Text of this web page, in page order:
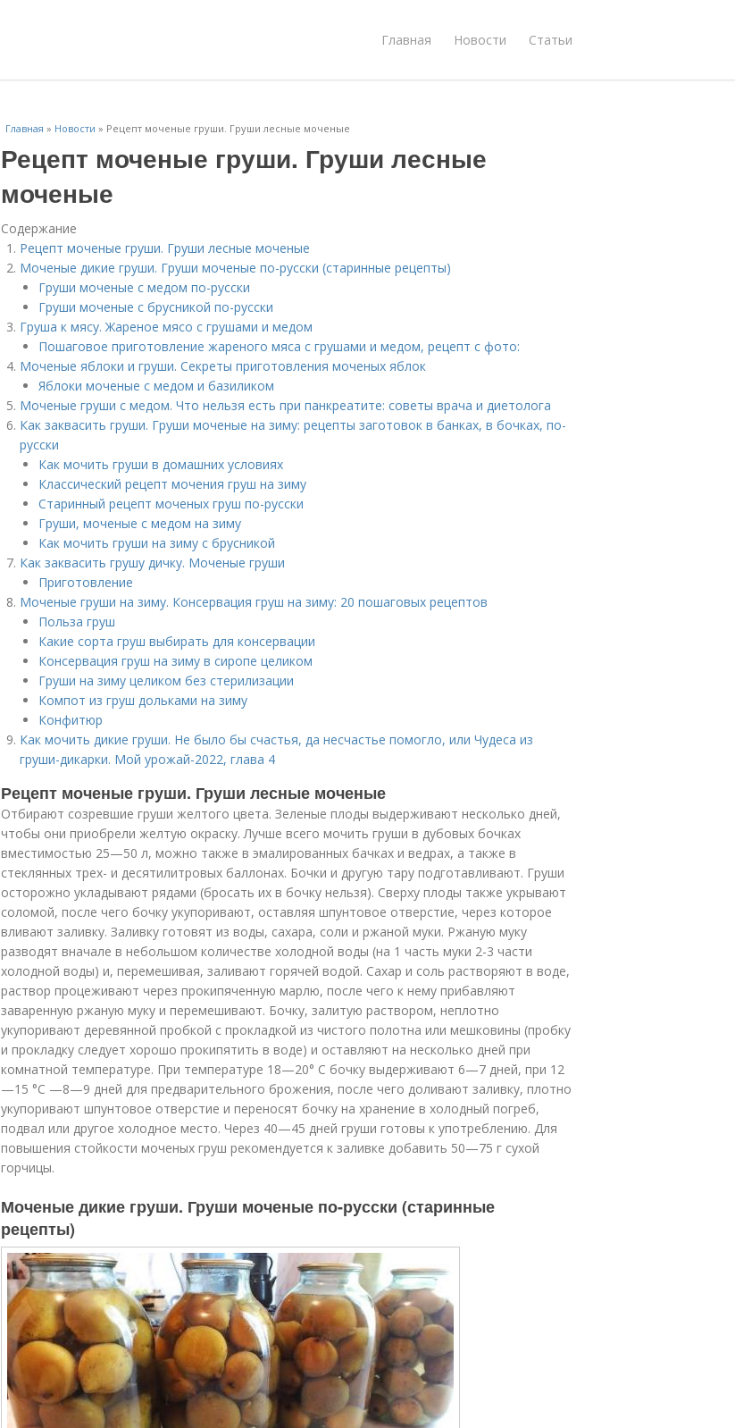
Главная Новости Статьи
Главная » Новости » Рецепт моченые груши. Груши лесные моченые
Рецепт моченые груши. Груши лесные
моченые
Содержание
Рецепт моченые груши. Груши лесные моченые
Моченые дикие груши. Груши моченые по-русски (старинные рецепты)
Груши моченые с медом по-русски
Груши моченые с брусникой по-русски
Груша к мясу. Жареное мясо с грушами и медом
Пошаговое приготовление жареного мяса с грушами и медом, рецепт с фото:
Моченые яблоки и груши. Секреты приготовления моченых яблок
Яблоки моченые с медом и базиликом
Моченые груши с медом. Что нельзя есть при панкреатите: советы врача и диетолога
Как заквасить груши. Груши моченые на зиму: рецепты заготовок в банках, в бочках, по-
русски
Как мочить груши в домашних условиях
Классический рецепт мочения груш на зиму
Старинный рецепт моченых груш по-русски
Груши, моченые с медом на зиму
Как мочить груши на зиму с брусникой
Как заквасить грушу дичку. Моченые груши
Приготовление
Моченые груши на зиму. Консервация груш на зиму: 20 пошаговых рецептов
Польза груш
Какие сорта груш выбирать для консервации
Консервация груш на зиму в сиропе целиком
Груши на зиму целиком без стерилизации
Компот из груш дольками на зиму
Конфитюр
Как мочить дикие груши. Не было бы счастья, да несчастье помогло, или Чудеса из
груши-дикарки. Мой урожай-2022, глава 4
Рецепт моченые груши. Груши лесные моченые
Отбирают созревшие груши желтого цвета. Зеленые плоды выдерживают несколько дней,
чтобы они приобрели желтую окраску. Лучше всего мочить груши в дубовых бочках
вместимостью 25—50 л, можно также в эмалированных бачках и ведрах, а также в
стеклянных трех- и десятилитровых баллонах. Бочки и другую тару подготавливают. Груши
осторожно укладывают рядами (бросать их в бочку нельзя). Сверху плоды также укрывают
соломой, после чего бочку укупоривают, оставляя шпунтовое отверстие, через которое
вливают заливку. Заливку готовят из воды, сахара, соли и ржаной муки. Ржаную муку
разводят вначале в небольшом количестве холодной воды (на 1 часть муки 2-3 части
холодной воды) и, перемешивая, заливают горячей водой. Сахар и соль растворяют в воде,
раствор процеживают через прокипяченную марлю, после чего к нему прибавляют
заваренную ржаную муку и перемешивают. Бочку, залитую раствором, неплотно
укупоривают деревянной пробкой с прокладкой из чистого полотна или мешковины (пробку
и прокладку следует хорошо прокипятить в воде) и оставляют на несколько дней при
комнатной температуре. При температуре 18—20° С бочку выдерживают 6—7 дней, при 12
—15 °С —8—9 дней для предварительного брожения, после чего доливают заливку, плотно
укупоривают шпунтовое отверстие и переносят бочку на хранение в холодный погреб,
подвал или другое холодное место. Через 40—45 дней груши готовы к употреблению. Для
повышения стойкости моченых груш рекомендуется к заливке добавить 50—75 г сухой
горчицы.
Моченые дикие груши. Груши моченые по-русски (старинные
рецепты)